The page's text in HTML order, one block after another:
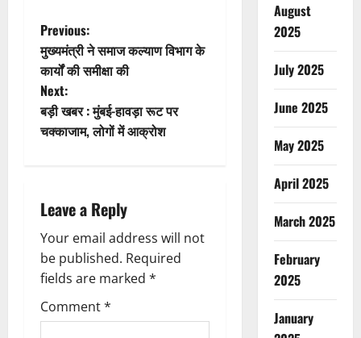
P
o
s
t
a
v
i
g
Previous:
मुख्यमंत्री ने समाज कल्याण विभाग के
कार्यों की समीक्षा की
Next:
बड़ी खबर : मुंबई-हावड़ा रूट पर
चक्काजाम, लोगों में आक्रोश
Leave a Reply
Your email address will not
be published. Required
fields are marked *
Comment*
August
2025
July 2025
June 2025
May 2025
April 2025
March 2025
February
2025
January